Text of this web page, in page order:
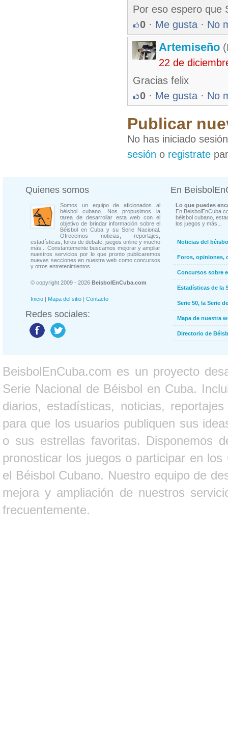
Por eso espero que
0 · Me gusta · No
Artemiseño
22 de
Gracias felix
0 · Me gusta · No
Publicar
No has iniciado
sesión o registrate
Quienes somos
Somos un equipo de aficionados al
béisbol cubano. Nos propusimos la
tarea de desarrollar esta web con el
objetivo de brindar información sobre el
Béisbol en Cuba y su Serie Nacional.
Ofrecemos noticias, reportajes,
estadísticas, foros de debate, juegos online y mucho
más... Constantemente buscamos mejorar y ampliar
nuestros servicios por lo que pronto publicaremos
nuevas secciones en nuestra web como concursos
y otros entretenimientos.
© copyright 2009 - 2026 BeisbolEnCuba.com
Inicio | Mapa del sitio | Contacto
Redes sociales:
En
Lo que puedes
En
béisbol cubano,
los juegos y más...
Noticias del
Foros, opiniones,
Concursos sobre
Estadísticas de la
Serie 50, la Serie
Mapa de nuestra
Directorio de
BeisbolEnCuba.com es un proyecto
Serie Nacional de Béisbol en Cuba.
diarios, estadísticas, noticias,
para que los usuarios publiquen sus
o sus estrellas favoritas. Disponemos
pronosticar los juegos o participar en
el Béisbol Cubano. Nuestro equipo de
mejora y ampliación de nuestros
frecuentemente.